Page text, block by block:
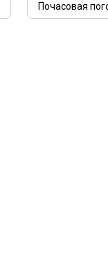
Почасовая